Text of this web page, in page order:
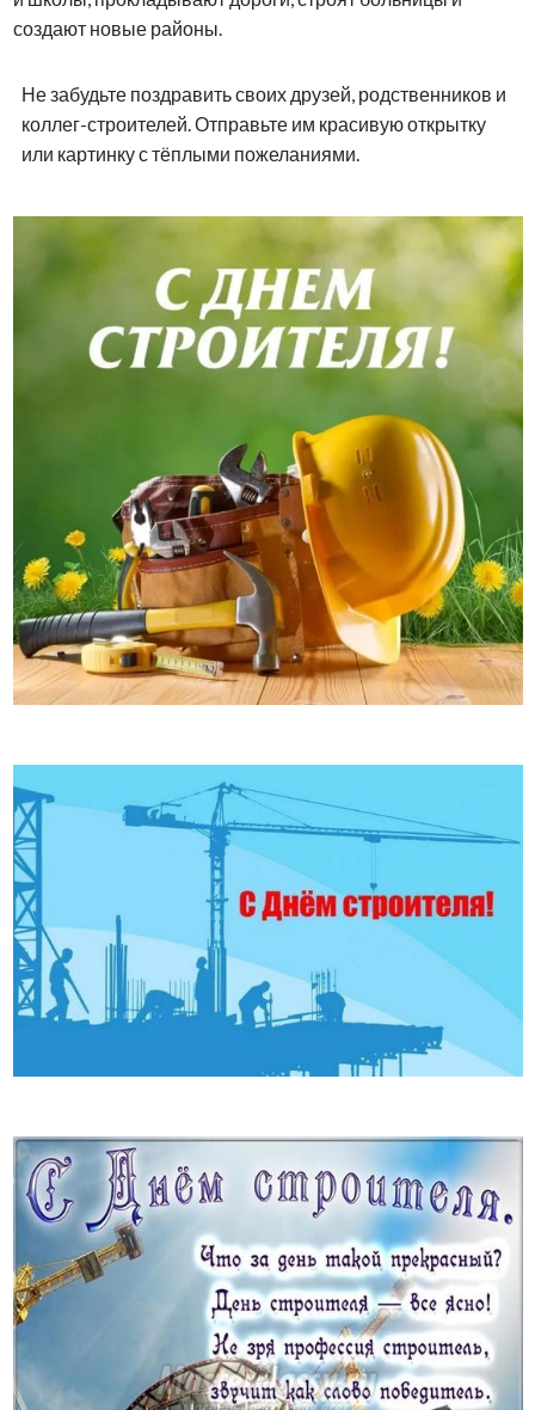
создают новые районы.
Не забудьте поздравить своих друзей, родственников и
коллег-строителей. Отправьте им красивую открытку
или картинку с тёплыми пожеланиями.